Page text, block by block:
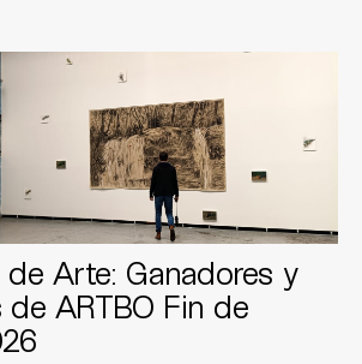
Arte: Ganadores y
de ARTBO Fin de